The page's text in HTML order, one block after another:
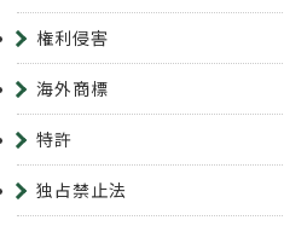
権利侵害
海外商標
特許
独占禁止法